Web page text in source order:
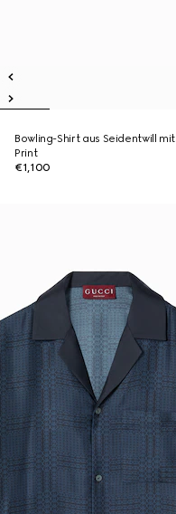
Bowling-Shirt aus Seidentwill mit
Print
€1,100